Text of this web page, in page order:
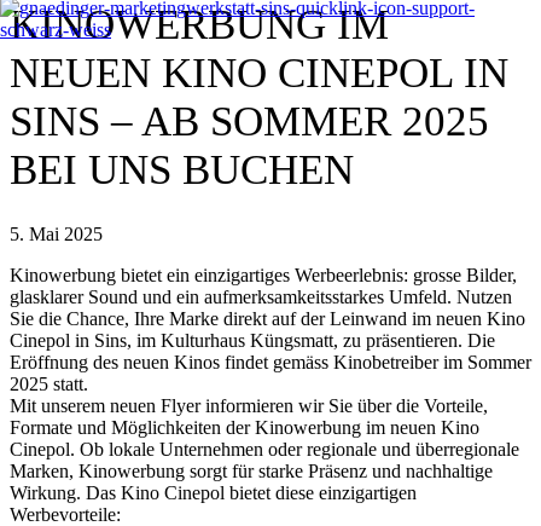
KINOWERBUNG IM
NEUEN KINO CINEPOL IN
SINS – AB SOMMER 2025
BEI UNS BUCHEN
5. Mai 2025
Kinowerbung bietet ein einzigartiges Werbeerlebnis: grosse Bilder,
glasklarer Sound und ein aufmerksamkeitsstarkes Umfeld. Nutzen
Sie die Chance, Ihre Marke direkt auf der Leinwand im neuen Kino
Cinepol in Sins, im Kulturhaus Küngsmatt, zu präsentieren. Die
Eröffnung des neuen Kinos findet gemäss Kinobetreiber im Sommer
2025 statt.
Mit unserem neuen Flyer informieren wir Sie über die Vorteile,
Formate und Möglichkeiten der Kinowerbung im neuen Kino
Cinepol. Ob lokale Unternehmen oder regionale und überregionale
Marken, Kinowerbung sorgt für starke Präsenz und nachhaltige
Wirkung. Das Kino Cinepol bietet diese einzigartigen
Werbevorteile: